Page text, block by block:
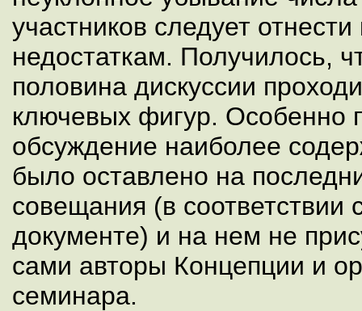
участников следует
недостаткам. Получилось,
половина дискуссии
ключевых фигур. Особенно
обсуждение наиболее
было оставлено на
совещания (в соответствии
документе) и на нем не
сами авторы Концепции и
семинара.